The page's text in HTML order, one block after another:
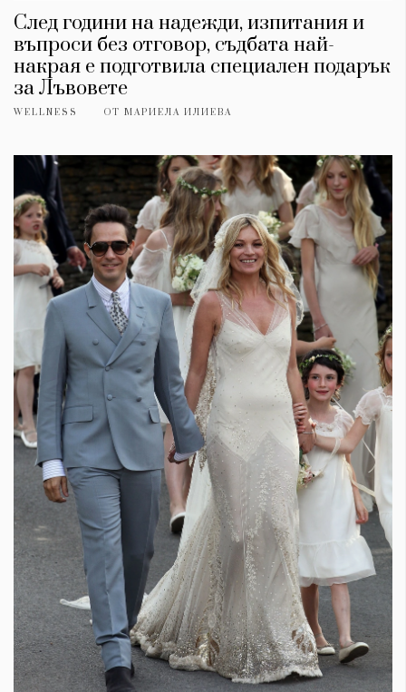
След години на надежди, изпитания и
въпроси без отговор, съдбата най-
накрая е подготвила специален подарък
за Лъвовете
WELLNESS ОТ МАРИЕЛА ИЛИЕВА